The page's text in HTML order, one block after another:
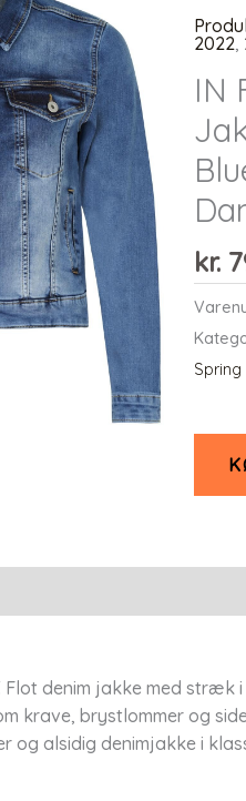
2022,
IN
kr.
Spring
Flot denim jakke med
krave, brystlommer og
og alsidig denimjakke i